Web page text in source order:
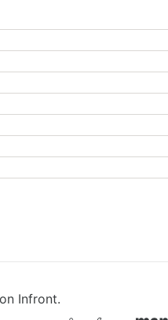
Infront.